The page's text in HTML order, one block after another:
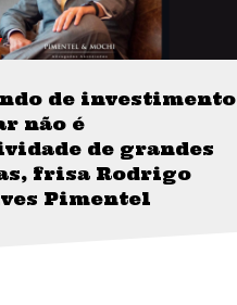
de investimento
não é
de grandes
frisa Rodrigo
Pimentel